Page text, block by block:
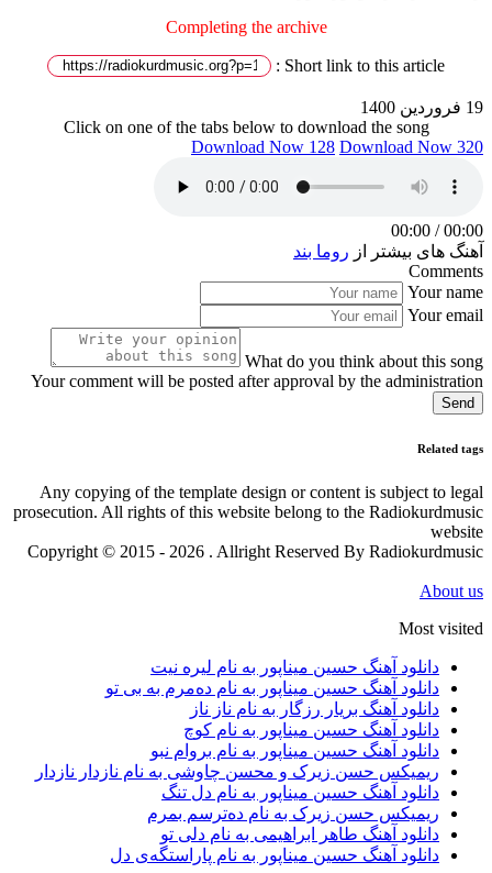
Completing the archive
Short link to this article :
19 فروردین 1400
Click on one of the tabs below to download the song
Download Now 128 Download Now 320
00:00
/
00:00
آهنگ های بیشتر از روما بند
Comments
Your name
Your email
What do you think about this song
Your comment will be posted after approval by the administration
Send
Related tags
Any copying of the template design or content is subject to legal
prosecution. All rights of this website belong to the Radiokurdmusic
website
Copyright © 2015 - 2026 . Allright Reserved By Radiokurdmusic
About us
Most visited
دانلود آهنگ حسین میناپور به نام لیره نیت
دانلود آهنگ حسین میناپور به نام دەمرم بە بی تو
دانلود آهنگ بریار رزگار به نام ناز ناز
دانلود آهنگ حسین میناپور به نام کوچ
دانلود آهنگ حسین میناپور به نام بروام نبو
ریمیکس حسن زیرک و محسن چاوشی به نام نازدار نازدار
دانلود آهنگ حسین میناپور به نام دل تنگ
ریمیکس حسن زیرک به نام دەترسم بمرم
دانلود آهنگ طاهر ابراهیمی به نام دلی تو
دانلود آهنگ حسین میناپور به نام پاراستگەی دل